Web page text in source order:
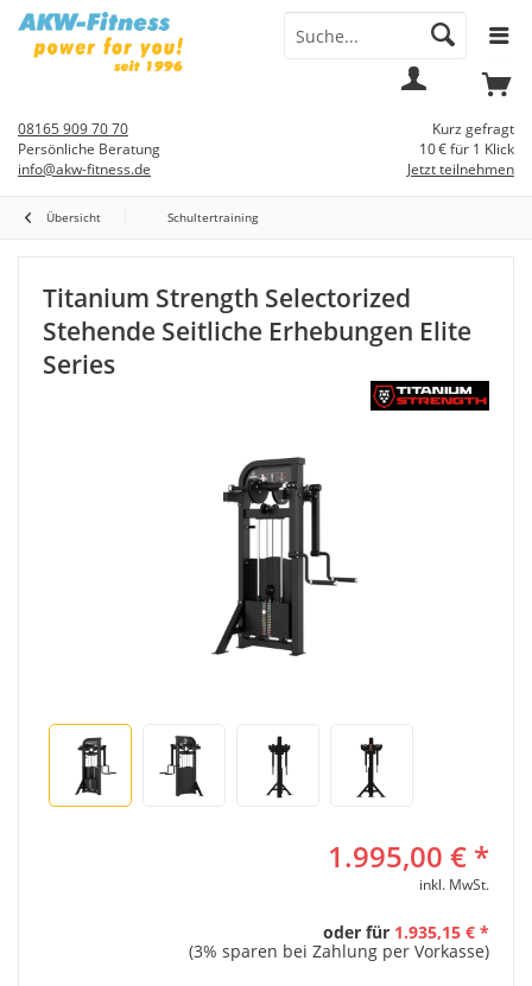
Kurz gefragt
10 € für 1 Klick
Jetzt teilnehmen
08165 909 70 70
Persönliche Beratung
info@akw-fitness.de
Übersicht Schultertraining
Titanium Strength Selectorized
Stehende Seitliche Erhebungen Elite
Series
1.995,00 € *
inkl. MwSt.
oder für 1.935,15 € *
(3% sparen bei Zahlung per Vorkasse)